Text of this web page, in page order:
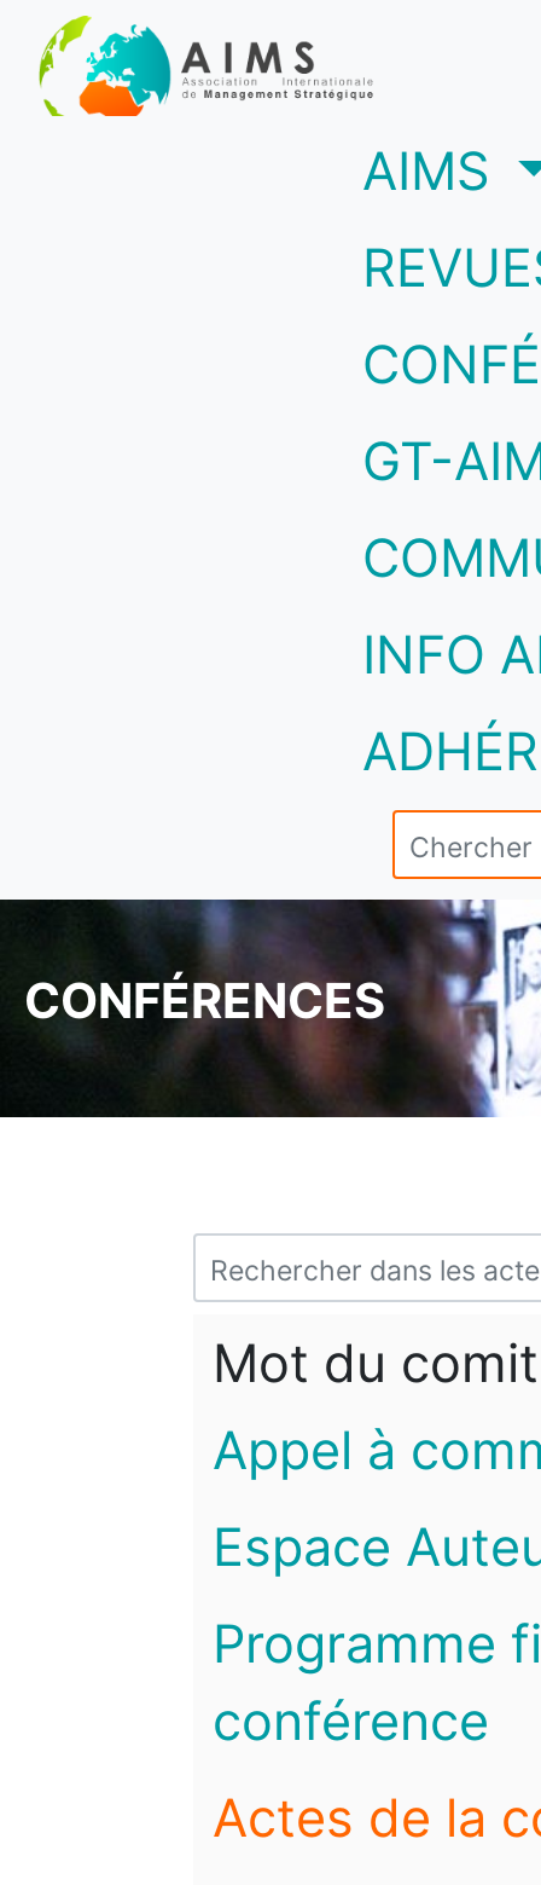
AIMS
GT-
INFO
CONFÉRENCES
Mot du
Appel à
Espace
Programme
conférence
Actes de la